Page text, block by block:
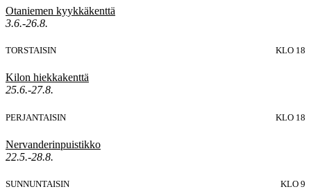
Otaniemen kyykkäkenttä
3.6.-26.8.
TORSTAISIN KLO 18
Kilon hiekkakenttä
25.6.-27.8.
PERJANTAISIN KLO 18
Nervanderinpuistikko
22.5.-28.8.
SUNNUNTAISIN KLO 9